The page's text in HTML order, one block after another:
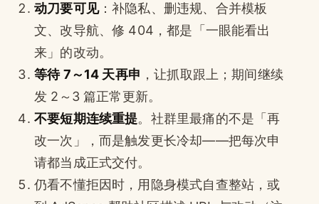
动刀要可见：补隐私、删违规、合并模板
文、改导航、修 404，都是「一眼能看出
来」的改动。
等待 7～14 天再申 ，让抓取跟上；期间继续
发 2～3 篇正常更新。
不要短期连续重提。社群里最痛的不是「再
改一次」，而是触发更长冷却——把每次申
请都当成正式交付。
仍看不懂拒因时，用隐身模式自查整站，或